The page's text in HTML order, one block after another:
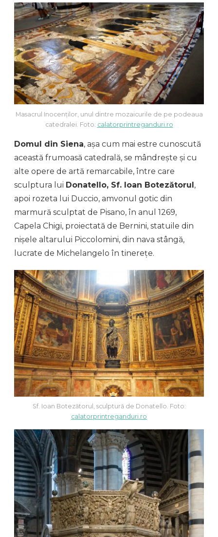
Masacrul Inocenților, unul dintre mozaicurile de pe podeaua
catedralei. Foto: calatorprintreganduri.ro
Domul din Siena, așa cum mai estre cunoscută
această frumoasă catedrală, se mândrește și cu
alte opere de artă remarcabile, între care
sculptura lui Donatello, Sf. Ioan Botezătorul ,
apoi rozeta lui Duccio, amvonul gotic din
marmură sculptat de Pisano, în anul 1269,
Capela Chigi, proiectată de Bernini, statuile din
nișele altarului Piccolomini, din nava stângă,
lucrate de Michelangelo în tinerețe.
Sf. Ioan Botezătorul, sculptură de Donatello. Foto:
calatorprintreganduri.ro